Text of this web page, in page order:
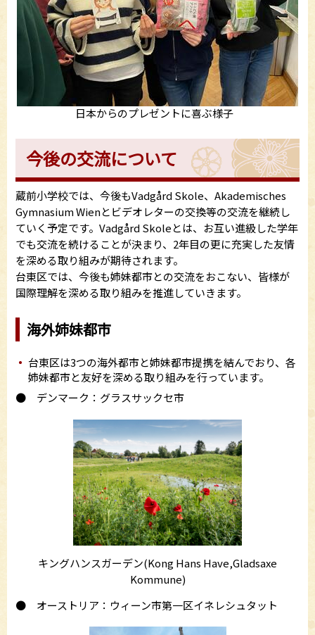
日本からのプレゼントに喜ぶ様子
今後の交流について
蔵前小学校では、今後もVadgård Skole、Akademisches
Gymnasium Wienとビデオレターの交換等の交流を継続し
ていく予定です。Vadgård Skoleとは、お互い進級した学年
でも交流を続けることが決まり、2年目の更に充実した友情
を深める取り組みが期待されます。
台東区では、今後も姉妹都市との交流をおこない、皆様が
国際理解を深める取り組みを推進していきます。
海外姉妹都市
台東区は3つの海外都市と姉妹都市提携を結んでおり、各
姉妹都市と友好を深める取り組みを行っています。
● デンマーク：グラスサックセ市
キングハンスガーデン(Kong Hans Have,Gladsaxe
Kommune)
● オーストリア：ウィーン市第一区イネレシュタット